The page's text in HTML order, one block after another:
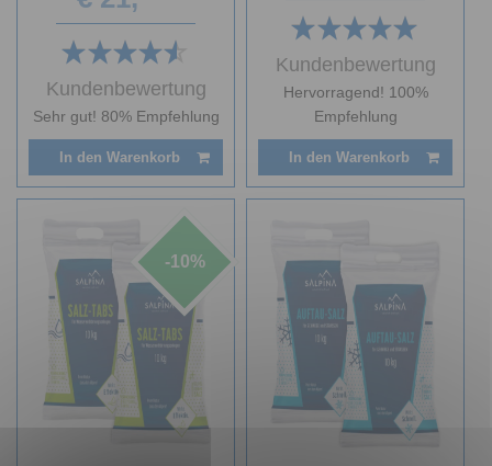
Kundenbewertung
Sehr gut! 80% Empfehlung
In den Warenkorb
Kundenbewertung
Hervorragend! 100%
Empfehlung
In den Warenkorb